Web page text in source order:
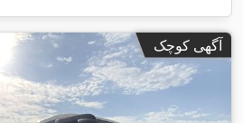
آگهی کوچک